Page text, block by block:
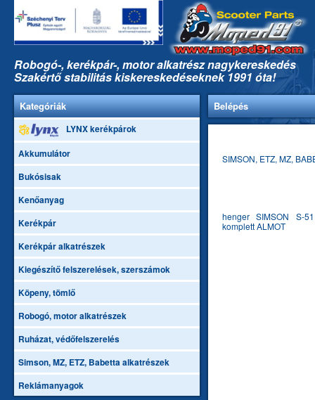
Robogó-, kerékpár-, motor alkatrész nagykereskedés
Szakértő stabilitás kiskereskedéseknek 1991 óta!
Kategóriák
LYNX kerékpárok
Akkumulátor
Bukósisak
Kenőanyag
Kerékpár
Kerékpár alkatrészek
Kiegészítő felszerelések, szerszámok
Köpeny, tömlő
Robogó, motor alkatrészek
Ruházat, védőfelszerelés
Simson, MZ, ETZ, Babetta alkatrészek
Reklámanyagok
Belépés
SIMSON, ETZ, MZ,
henger SIMSON S-
komplett ALMOT